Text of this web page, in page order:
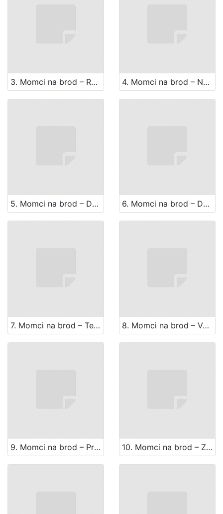
3. Momci na brod – Ratnički kupleti 4. Momci na brod – Napitnica
5. Momci na brod – Duet: Ti moja mila djevo 6. Momci na brod – Duet: Ako čas kucne taj
7. Momci na brod – Tercet Ja sam zbilja sretan bio 8. Momci na brod – Valcer Po veselju se zna
9. Momci na brod – Prizor Eme i zbora 10. Momci na brod – Zbor Nek' samo u boj zovu nas